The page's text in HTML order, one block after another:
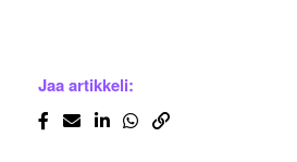
Jaa artikkeli: